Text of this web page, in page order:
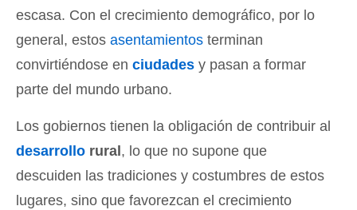
escasa. Con el crecimiento demográfico, por lo
general, estos asentamientos terminan
convirtiéndose en ciudades y pasan a formar
parte del mundo urbano.
Los gobiernos tienen la obligación de contribuir al
desarrollo rural , lo que no supone que
descuiden las tradiciones y costumbres de estos
lugares, sino que favorezcan el crecimiento